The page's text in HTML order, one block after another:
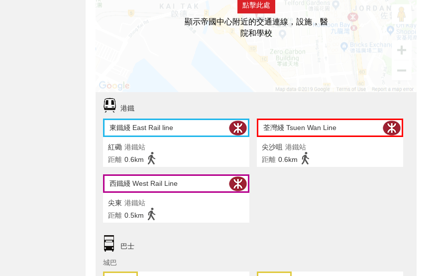
點擊此處
顯示帝國中心附近的交通連線，設施，醫
院和學校
港鐵
東鐵綫 East Rail line
紅磡 港鐵站
距離 0.6km
荃灣綫 Tsuen Wan Line
尖沙咀 港鐵站
距離 0.6km
西鐵綫 West Rail Line
尖東 港鐵站
距離 0.5km
巴士
城巴